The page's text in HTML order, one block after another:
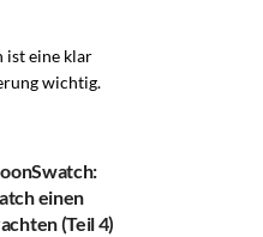
ist eine klar
wichtig.
einen
(Teil 4)